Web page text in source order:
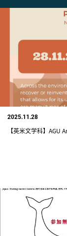
2025.11.28
【英米文学科】